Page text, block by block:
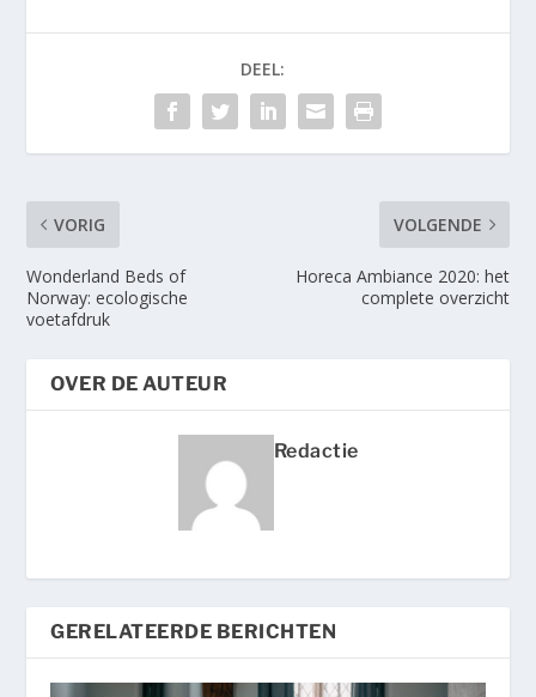
DEEL:
VORIG
Wonderland Beds of
Norway: ecologische
voetafdruk
VOLGENDE
Horeca Ambiance 2020: het
complete overzicht
OVER DE AUTEUR
Redactie
GERELATEERDE BERICHTEN